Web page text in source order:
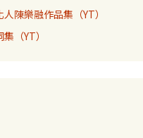
陳樂融作品集（YT）
（YT）